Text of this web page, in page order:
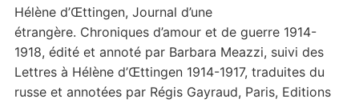
Hélène d’Œttingen, Journal d’une
étrangère. Chroniques d’amour et de guerre 1914-
1918, édité et annoté par Barbara Meazzi, suivi des
Lettres à Hélène d’Œttingen 1914-1917, traduites du
russe et annotées par Régis Gayraud, Paris, Editions